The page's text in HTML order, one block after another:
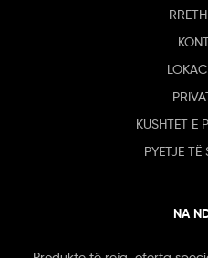
KUSHTET E
PYETJE TË
NA